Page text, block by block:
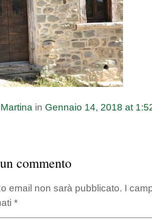
Martina in Gennaio 14, 2018 at
commento
email non sarà pubblicato. I
*